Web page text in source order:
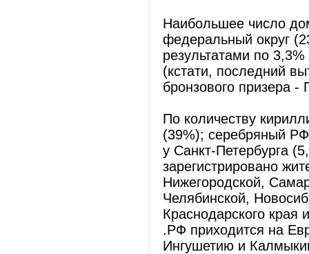
Наибольшее число
федеральный округ
результатами по
(кстати, последний
бронзового призера
По количеству
(39%); серебряный
у Санкт-Петербурга
зарегистрировано
Нижегородской,
Челябинской,
Краснодарского края
.РФ приходится на
Ингушетию и